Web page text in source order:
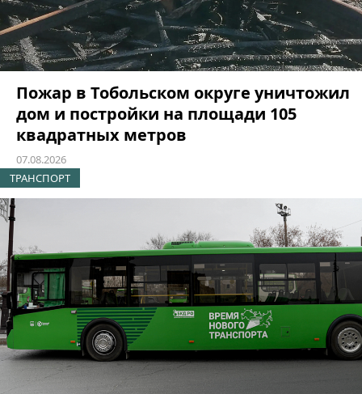
Пожар в Тобольском округе уничтожил
дом и постройки на площади 105
квадратных метров
07.08.2026
ТРАНСПОРТ